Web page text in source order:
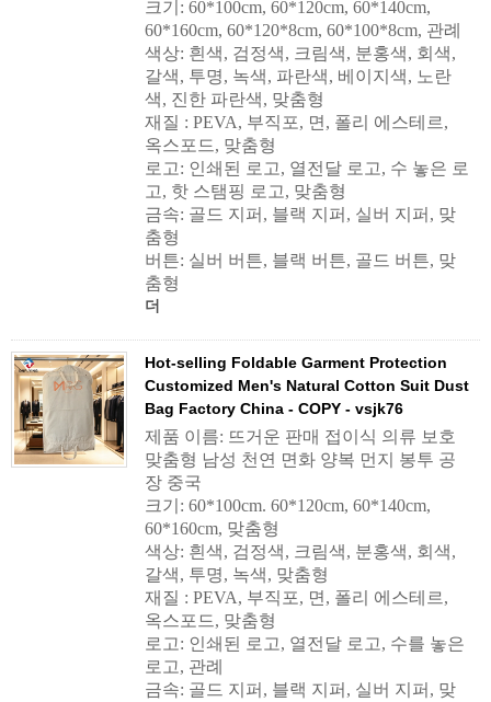
크기: 60*100cm, 60*120cm, 60*140cm,
60*160cm, 60*120*8cm, 60*100*8cm, 관례
색상: 흰색, 검정색, 크림색, 분홍색, 회색,
갈색, 투명, 녹색, 파란색, 베이지색, 노란
색, 진한 파란색, 맞춤형
재질 : PEVA, 부직포, 면, 폴리 에스테르,
옥스포드, 맞춤형
로고: 인쇄된 로고, 열전달 로고, 수 놓은 로
고, 핫 스탬핑 로고, 맞춤형
금속: 골드 지퍼, 블랙 지퍼, 실버 지퍼, 맞
춤형
버튼: 실버 버튼, 블랙 버튼, 골드 버튼, 맞
춤형
더
Hot-selling Foldable Garment Protection
Customized Men's Natural Cotton Suit Dust
Bag Factory China - COPY - vsjk76
제품 이름: 뜨거운 판매 접이식 의류 보호
맞춤형 남성 천연 면화 양복 먼지 봉투 공
장 중국
크기: 60*100cm. 60*120cm, 60*140cm,
60*160cm, 맞춤형
색상: 흰색, 검정색, 크림색, 분홍색, 회색,
갈색, 투명, 녹색, 맞춤형
재질 : PEVA, 부직포, 면, 폴리 에스테르,
옥스포드, 맞춤형
로고: 인쇄된 로고, 열전달 로고, 수를 놓은
로고, 관례
금속: 골드 지퍼, 블랙 지퍼, 실버 지퍼, 맞